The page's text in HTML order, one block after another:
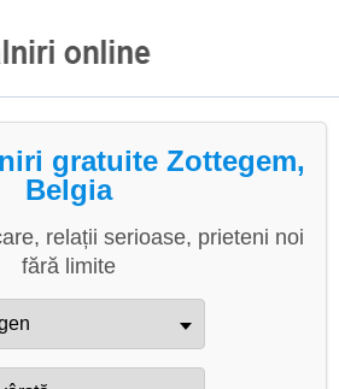
gratuite Zottegem,
Belgia
relații serioase, prieteni noi
fără limite